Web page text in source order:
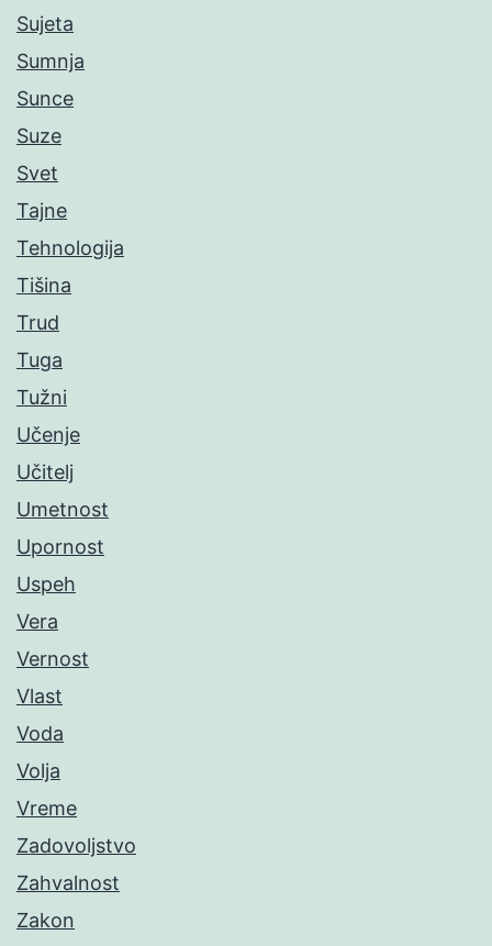
Sujeta
Sumnja
Sunce
Suze
Svet
Tajne
Tehnologija
Tišina
Trud
Tuga
Tužni
Učenje
Učitelj
Umetnost
Upornost
Uspeh
Vera
Vernost
Vlast
Voda
Volja
Vreme
Zadovoljstvo
Zahvalnost
Zakon